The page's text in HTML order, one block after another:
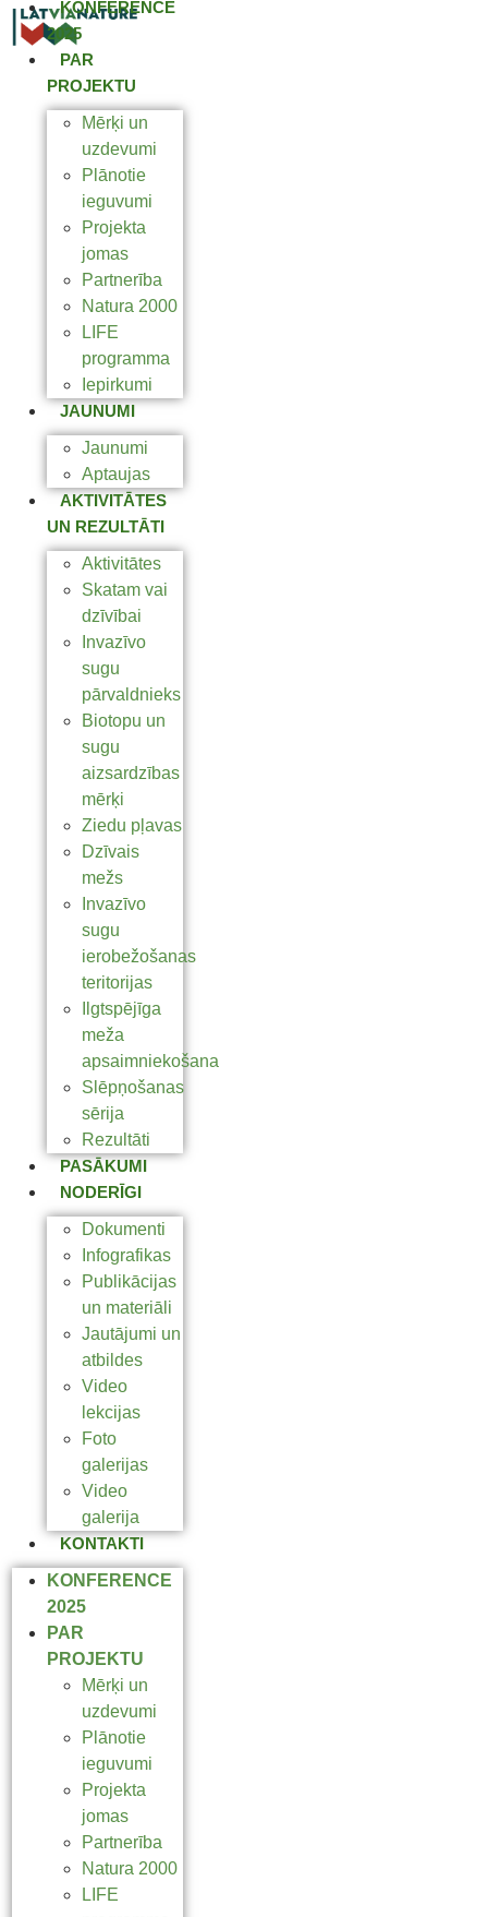
KONFERENCE
2025
PAR
PROJEKTU
Mērķi un
uzdevumi
Plānotie
ieguvumi
Projekta
jomas
Partnerība
Natura 2000
LIFE
programma
Iepirkumi
JAUNUMI
Jaunumi
Aptaujas
AKTIVITĀTES
UN REZULTĀTI
Aktivitātes
Skatam vai
dzīvībai
Invazīvo
sugu
pārvaldnieks
Biotopu un
sugu
aizsardzības
mērķi
Ziedu pļavas
Dzīvais
mežs
Invazīvo
sugu
ierobežošanas
teritorijas
Ilgtspējīga
meža
apsaimniekošana
Slēpņošanas
sērija
Rezultāti
PASĀKUMI
NODERĪGI
Dokumenti
Infografikas
Publikācijas
un materiāli
Jautājumi un
atbildes
Video
lekcijas
Foto
galerijas
Video
galerija
KONTAKTI
KONFERENCE
2025
PAR
PROJEKTU
Mērķi un
uzdevumi
Plānotie
ieguvumi
Projekta
jomas
Partnerība
Natura 2000
LIFE